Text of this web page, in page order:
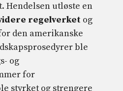
Hendelsen utløste en
regelverket og
den amerikanske
ble
og
for
styrket og strengere